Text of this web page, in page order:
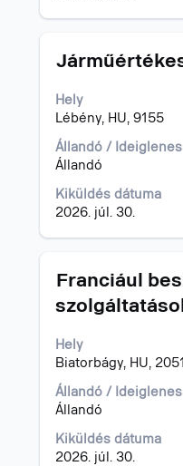
Cím
Hely
Lébény, HU, 9155
Állandó / Ideiglenes
Állandó
Kiküldés dátuma
2026. júl. 30.
Jelölje
a
szóköz
billentyűvel
az
állásinformáció
tartalmának
megtekintéséhez.
Cím
Franciául
Hely
Biatorbágy, HU, 2051
Állandó / Ideiglenes
Állandó
Kiküldés dátuma
2026. júl. 30.
Jelölje
a
billentyűvel
az
állásinformáció
teljes
megtekintéséhez.